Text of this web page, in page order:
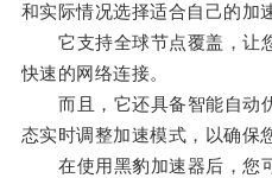
和实际情况选择适合自己的加
它支持全球节点覆盖，让
快速的网络连接。
而且，它还具备智能自动
态实时调整加速模式，以确保
在使用黑豹加速器后，您